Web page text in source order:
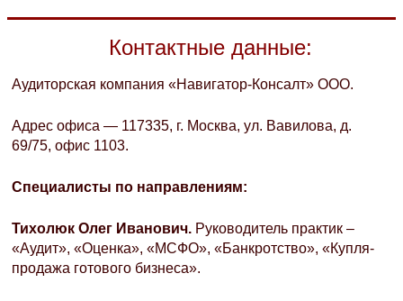
Контактные данные:
Аудиторская компания «Навигатор-Консалт» ООО.
Адрес офиса — 117335, г. Москва, ул. Вавилова, д.
69/75, офис 1103.
Специалисты по направлениям:
Тихолюк Олег Иванович. Руководитель практик –
«Аудит», «Оценка», «МСФО», «Банкротство», «Купля-
продажа готового бизнеса».